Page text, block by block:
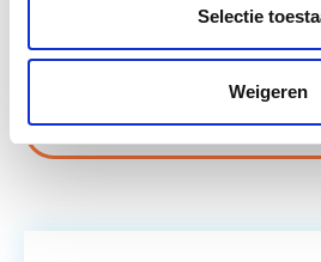
Selectie
Weigeren
Circulair Bouwen
Vastgoedrecht & Bouwrecht